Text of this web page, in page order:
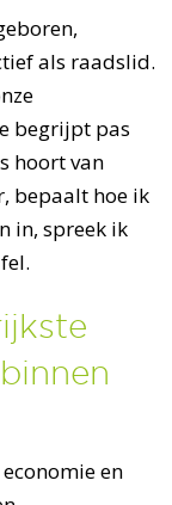
als raadslid.
begrijpt pas
hoort van
bepaalt hoe ik
in, spreek ik
en